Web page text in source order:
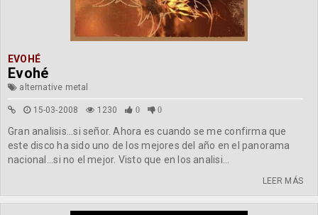
EVOHÉ
Evohé
alternative metal
15-03-2008 1230 0 0
Gran analisis...si señor. Ahora es cuando se me confirma que
este disco ha sido uno de los mejores del año en el panorama
nacional...si no el mejor. Visto que en los analisi...
LEER MÁS